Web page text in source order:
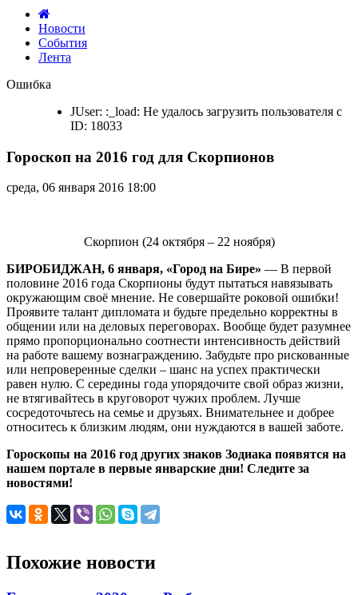
Новости
События
Лента
на
Ошибка
JUser: :_load: Не удалось загрузить пользователя с
ID: 18033
Гороскоп на 2016 год для Скорпионов
среда, 06 января 2016 18:00
Скорпион (24 октября – 22 ноября)
БИРОБИДЖАН, 6 января, «Город на Бире» — В первой
половине 2016 года Скорпионы будут пытаться навязывать
окружающим своё мнение. Не совершайте роковой ошибки!
Проявите талант дипломата и будьте предельно корректны в
общении или на деловых переговорах. Вообще будет разумнее
прямо пропорционально соотнести интенсивность действий
на работе вашему вознаграждению. Забудьте про рискованные
или непроверенные сделки – шанс на успех практически
равен нулю. С середины года упорядочите свой образ жизни,
не втягивайтесь в круговорот чужих проблем. Лучше
сосредоточьтесь на семье и друзьях. Внимательнее и добрее
относитесь к близким людям, они нуждаются в вашей заботе.
Гороскопы на 2016 год других знаков Зодиака появятся на
нашем портале в первые январские дни! Следите за
новостями!
Похожие новости